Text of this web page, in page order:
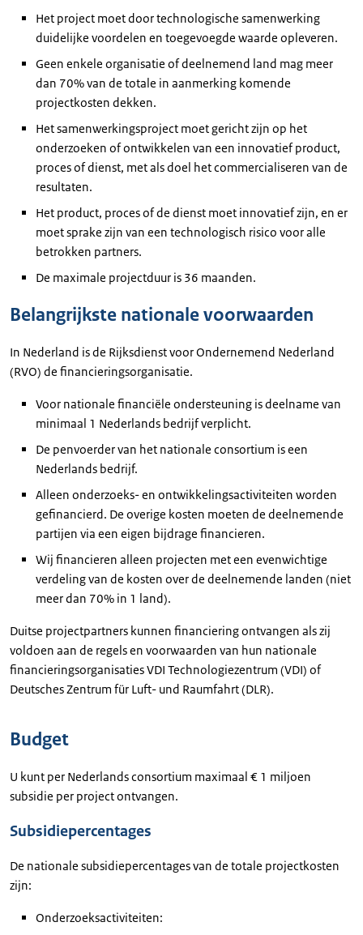
Het project moet door technologische samenwerking
duidelijke voordelen en toegevoegde waarde opleveren.
Geen enkele organisatie of deelnemend land mag meer
dan 70% van de totale in aanmerking komende
projectkosten dekken.
Het samenwerkingsproject moet gericht zijn op het
onderzoeken of ontwikkelen van een innovatief product,
proces of dienst, met als doel het commercialiseren van de
resultaten.
Het product, proces of de dienst moet innovatief zijn, en er
moet sprake zijn van een technologisch risico voor alle
betrokken partners.
De maximale projectduur is 36 maanden.
Belangrijkste nationale voorwaarden
In Nederland is de Rijksdienst voor Ondernemend Nederland
(RVO) de financieringsorganisatie.
Voor nationale financiële ondersteuning is deelname van
minimaal 1 Nederlands bedrijf verplicht.
De penvoerder van het nationale consortium is een
Nederlands bedrijf.
Alleen onderzoeks- en ontwikkelingsactiviteiten worden
gefinancierd. De overige kosten moeten de deelnemende
partijen via een eigen bijdrage financieren.
Wij financieren alleen projecten met een evenwichtige
verdeling van de kosten over de deelnemende landen (niet
meer dan 70% in 1 land).
Duitse projectpartners kunnen financiering ontvangen als zij
voldoen aan de regels en voorwaarden van hun nationale
financieringsorganisaties VDI Technologiezentrum (VDI) of
Deutsches Zentrum für Luft- und Raumfahrt (DLR).
Budget
U kunt per Nederlands consortium maximaal € 1 miljoen
subsidie per project ontvangen.
Subsidiepercentages
De nationale subsidiepercentages van de totale projectkosten
zijn:
Onderzoeksactiviteiten: